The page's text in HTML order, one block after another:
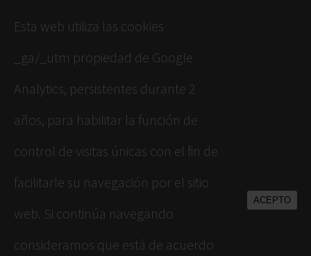
Esta web utiliza las cookies
_ga/_utm propiedad de Google
Analytics, persistentes durante 2
años, para habilitar la función de
control de visitas únicas con el fin de
facilitarle su navegación por el sitio
web. Si continúa navegando
consideramos que está de acuerdo
ACEPTO